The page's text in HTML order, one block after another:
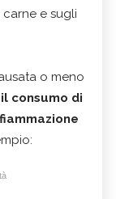
e sugli
o meno
consumo di